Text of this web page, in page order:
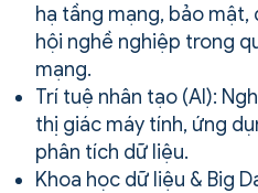
hạ tầng mạng, bảo
hội nghề nghiệp trong
mạng.
Trí tuệ nhân tạo (AI):
thị giác máy tính, ứng
phân tích dữ liệu.
Khoa học dữ liệu & Big